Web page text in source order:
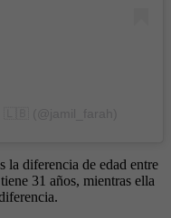
la diferencia de edad entre
31 años, mientras ella